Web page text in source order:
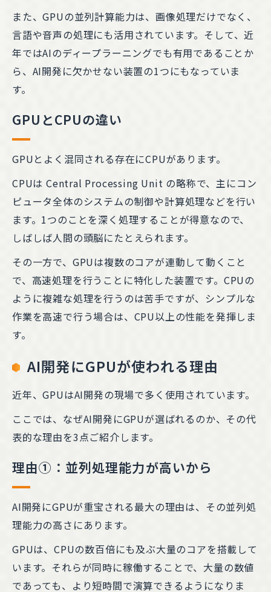
また、GPUの並列計算能力は、画像処理だけでなく、
言語や音声の処理にも活用されています。そして、近
年ではAIのディープラーニングでも有用であることか
ら、AI開発に欠かせない装置の1つにもなっていま
す。
GPUとCPUの違い
GPUとよく混同される存在にCPUがあります。
CPUは Central Processing Unit の略称で、主にコン
ピュータ全体のシステムの制御や計算処理などを行い
ます。1つのことを深く処理することが得意なので、
しばしば人間の頭脳にたとえられます。
その一方で、GPUは複数のコアが連動して動くこと
で、高速処理を行うことに特化した装置です。CPUの
ように複雑な処理を行うのは苦手ですが、シンプルな
作業を高速で行う場合は、CPU以上の性能を発揮しま
す。
AI開発にGPUが使われる理由
近年、GPUはAI開発の現場で多く使用されています。
ここでは、なぜAI開発にGPUが選ばれるのか、その代
表的な理由を3点ご紹介します。
理由①：並列処理能力が高いから
AI開発にGPUが重宝される最大の理由は、その並列処
理能力の高さにあります。
GPUは、CPUの数百倍にも及ぶ大量のコアを搭載して
います。それらが同時に稼働することで、大量の数値
であっても、より短時間で演算できるようになりま